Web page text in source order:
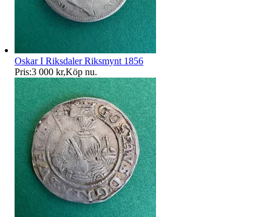
Oskar I Riksdaler Riksmynt 1856
Pris:3 000 kr,Köp nu.